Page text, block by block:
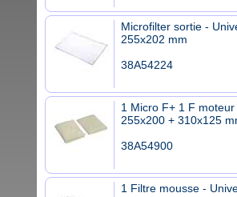
Microfilter sortie -
255x202 mm
38A54224
1 Micro F+ 1 F
255x200 + 310x125
38A54900
1 Filtre mousse -